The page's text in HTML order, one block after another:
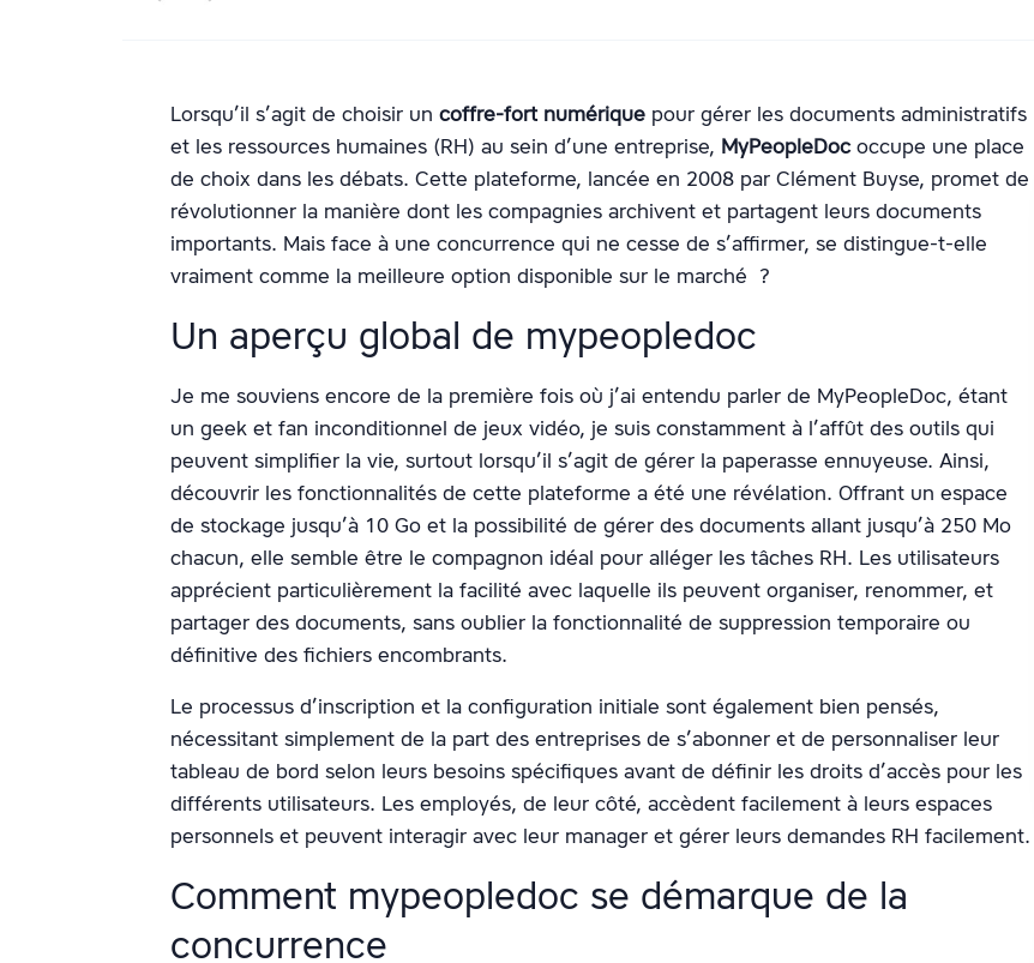
Lorsqu’il s’agit de choisir un coffre-fort numérique pour gérer les documents administratifs
et les ressources humaines (RH) au sein d’une entreprise, MyPeopleDococcupe une place
de choix dans les débats. Cette plateforme, lancée en 2008 par Clément Buyse, promet de
révolutionner la manière dont les compagnies archivent et partagent leurs documents
importants. Mais face à une concurrence qui ne cesse de s’affirmer, se distingue-t-elle
vraiment comme la meilleure option disponible sur le marché ?
Un aperçu global de mypeopledoc
Je me souviens encore de la première fois où j’ai entendu parler de MyPeopleDoc, étant
un geek et fan inconditionnel de jeux vidéo, je suis constamment à l’affût des outils qui
peuvent simplifier la vie, surtout lorsqu’il s’agit de gérer la paperasse ennuyeuse. Ainsi,
découvrir les fonctionnalités de cette plateforme a été une révélation. Offrant un espace
de stockage jusqu’à 10 Go et la possibilité de gérer des documents allant jusqu’à 250 Mo
chacun, elle semble être le compagnon idéal pour alléger les tâches RH. Les utilisateurs
apprécient particulièrement la facilité avec laquelle ils peuvent organiser, renommer, et
partager des documents, sans oublier la fonctionnalité de suppression temporaire ou
définitive des fichiers encombrants.
Le processus d’inscription et la configuration initiale sont également bien pensés,
nécessitant simplement de la part des entreprises de s’abonner et de personnaliser leur
tableau de bord selon leurs besoins spécifiques avant de définir les droits d’accès pour les
différents utilisateurs. Les employés, de leur côté, accèdent facilement à leurs espaces
personnels et peuvent interagir avec leur manager et gérer leurs demandes RH facilement.
Comment mypeopledoc se démarque de la
concurrence